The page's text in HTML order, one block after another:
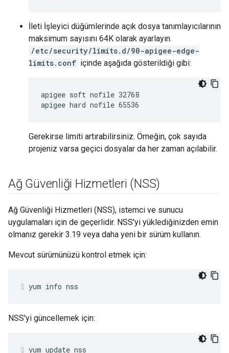
İleti İşleyici düğümlerinde açık dosya tanımlayıcılarının
maksimum sayısını 64K olarak ayarlayın.
/etc/security/limits.d/90-apigee-edge-
limits.conf içinde aşağıda gösterildiği gibi:
apigee soft nofile 32768
apigee hard nofile 65536
Gerekirse limiti artırabilirsiniz. Örneğin, çok sayıda
projeniz varsa geçici dosyalar da her zaman açılabilir.
Ağ Güvenliği Hizmetleri (NSS)
Ağ Güvenliği Hizmetleri (NSS), istemci ve sunucu
uygulamaları için de geçerlidir. NSS'yi yüklediğinizden emin
olmanız gerekir 3.19 veya daha yeni bir sürüm kullanın.
Mevcut sürümünüzü kontrol etmek için:
yum info nss
NSS'yi güncellemek için:
yum update nss